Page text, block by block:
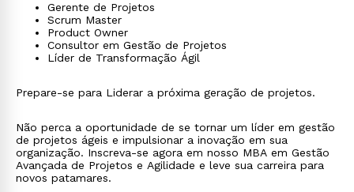
Gerente de Projetos
Scrum Master
Product Owner
Consultor em Gestão de Projetos
Líder de Transformação Ágil
Prepare-se para Liderar a próxima geração de projetos.
Não perca a oportunidade de se tornar um líder em gestão
de projetos ágeis e impulsionar a inovação em sua
organização. Inscreva-se agora em nosso MBA em Gestão
Avançada de Projetos e Agilidade e leve sua carreira para
novos patamares.